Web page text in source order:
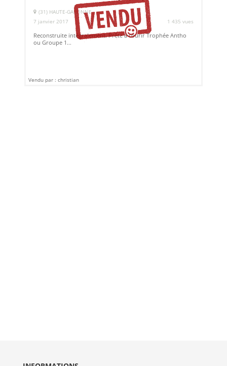
(31) HAUTE-GARONNE
7 janvier 2017
1 435 vues
Reconstruite intégralement. Prête à courir Trophée Antho
ou Groupe 1...
Vendu par : christian